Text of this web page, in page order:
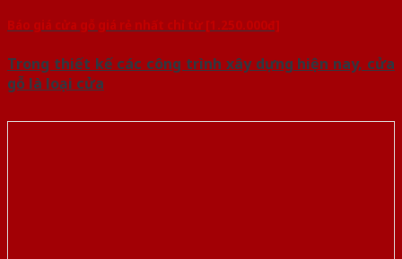
Báo giá cửa gỗ giá rẻ nhất chỉ từ [1.250.000đ]
Trong thiết kế các công trình xây dựng hiện nay, cửa
gỗ là loại cửa